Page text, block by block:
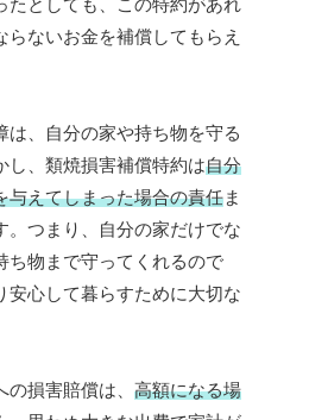
らないお金を補償してもらえ
は、自分の家や持ち物を守る
し、類焼損害補償特約は自分
与えてしまった場合の責任ま
。つまり、自分の家だけでな
ち物まで守ってくれるので
安心して暮らすために大切な
損害賠償は、 高額になる場